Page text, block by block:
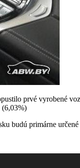
prvé vyrobené
(6,03%)
budú primárne